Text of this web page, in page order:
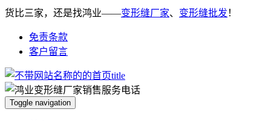
货比三家，还是找鸿业——变形缝厂家、 变形缝批发 ！
免责条款
客户留言
Toggle navigation